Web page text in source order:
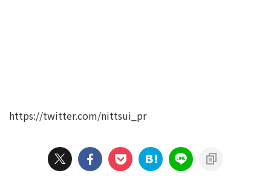
https://twitter.com/nittsui_pr